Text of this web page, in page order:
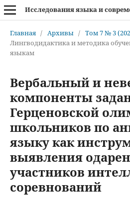
Главная / Архивы / Том 7 № 3
Лингводидактика и методика
языкам
Вербальный и
компоненты
Герценовской
школьников по
языку как
выявления
участников
соревнований